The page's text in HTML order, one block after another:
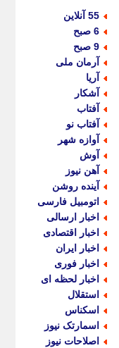
55 آنلاین
6 صبح
9 صبح
آرمان ملی
آریا
آشکار
آفتاب
آفتاب نو
آوازه شهر
آوش
آهن نیوز
آینده روشن
اتومبیل فارسی
اخبار ارسالی
اخبار اقتصادی
اخبار ایران
اخبار فوری
اخبار لحظه ای
استقلال
اسکناس
اسمارتک نیوز
اصلاحات نیوز